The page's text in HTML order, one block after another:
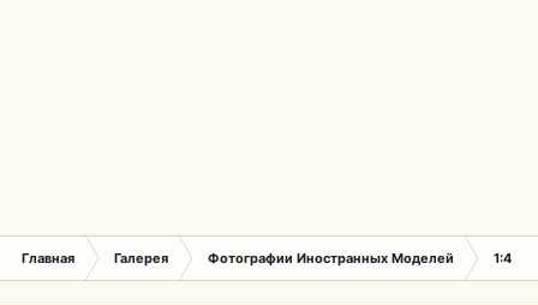
Главная Галерея Фотографии Иностранных Моделей 1:43